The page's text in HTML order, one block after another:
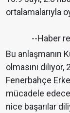
ortalamalarıyla
--Haber
Bu anlaşmanın
olmasını
Fenerbahçe
mücadele
nice başarılar